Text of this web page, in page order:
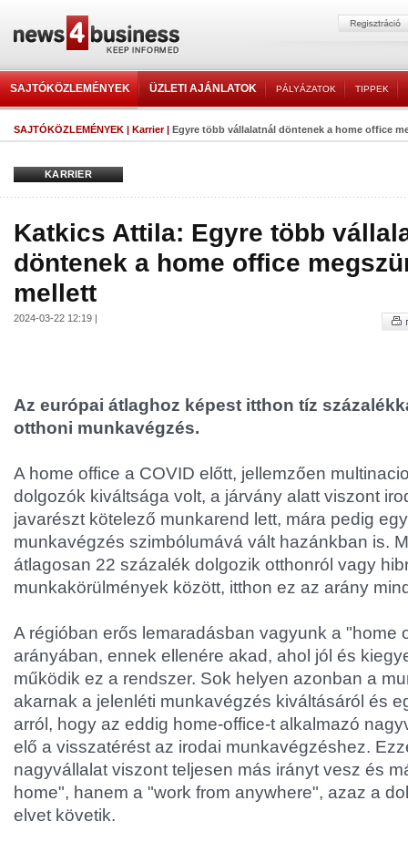
SAJTÓKÖZLEMÉNYEK ÜZLETI AJÁNLATOK PÁLYÁZATOK TIPPEK
SAJTÓKÖZLEMÉNYEK | Karrier| Egyre több vállalatnál döntenek a home office
KARRIER
Katkics Attila: Egyre több
döntenek a home office
mellett
2024-03-22 12:19 |
Az európai átlaghoz képest itthon tíz
otthoni munkavégzés.
A home office a COVID előtt, jellemzően
dolgozók kiváltsága volt, a járvány alatt viszont
javarészt kötelező munkarend lett, mára pedig
munkavégzés szimbólumává vált hazánkban is.
átlagosan 22 százalék dolgozik otthonról vagy
munkakörülmények között, itthon ez az arány
A régióban erős lemaradásban vagyunk a "home
arányában, ennek ellenére akad, ahol jól és
működik ez a rendszer. Sok helyen azonban a
akarnak a jelenléti munkavégzés kiváltásáról és
arról, hogy az eddig home-office-t alkalmazó
elő a visszatérést az irodai munkavégzéshez.
nagyvállalat viszont teljesen más irányt vesz és
home", hanem a "work from anywhere", azaz a
elvet követik.